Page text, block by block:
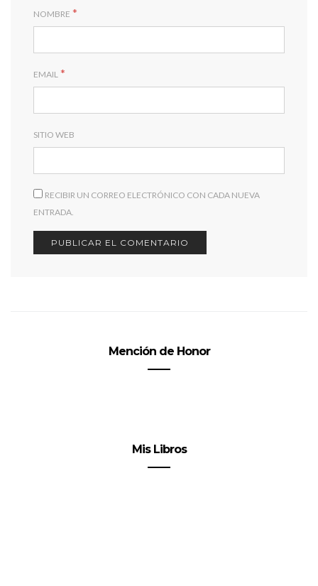
NOMBRE *
EMAIL *
SITIO WEB
RECIBIR UN CORREO ELECTRÓNICO CON CADA NUEVA
ENTRADA.
Mención de Honor
Mis Libros